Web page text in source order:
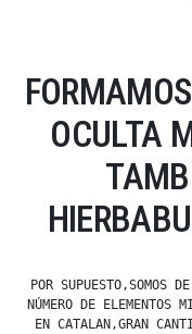
OCULTA
POR SUPUESTO,SOMOS
NÚMERO DE ELEMENTOS
EN CATALAN,GRAN